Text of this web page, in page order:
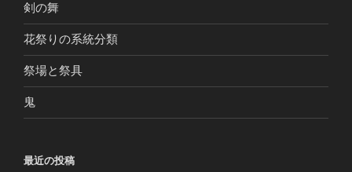
剣の舞
花祭りの系統分類
祭場と祭具
鬼
最近の投稿